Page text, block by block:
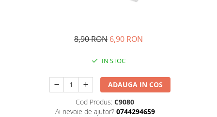
Aspiratoare nazale si accesorii
Creme si lotiuni de corp copii
Olite si reductoare WC
Sampon si balsam copii
8,90 RON 6,90 RON
IN STOC
ADAUGA IN COS
Cod Produs: C9080
Ai nevoie de ajutor? 0744294659